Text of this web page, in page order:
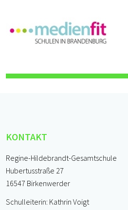
KONTAKT
Regine-Hildebrandt-Gesamtschule
Hubertusstraße 27
16547 Birkenwerder
Schulleiterin: Kathrin Voigt